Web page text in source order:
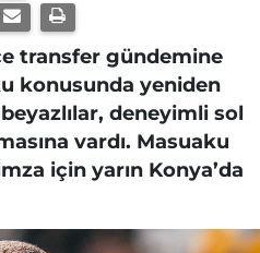
transfer gündemine
konusunda yeniden
deneyimli sol
vardı. Masuaku
için yarın Konya’da